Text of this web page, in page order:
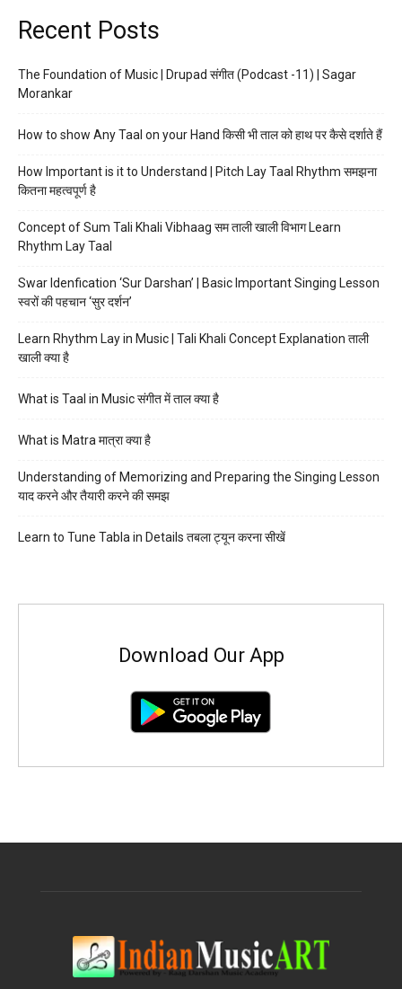
Recent Posts
The Foundation of Music | Drupad संगीत (Podcast -11) | Sagar
Morankar
How to show Any Taal on your Hand किसी भी ताल को हाथ पर कैसे दर्शाते हैं
How Important is it to Understand | Pitch Lay Taal Rhythm समझना
कितना महत्वपूर्ण है
Concept of Sum Tali Khali Vibhaag सम ताली खाली विभाग Learn
Rhythm Lay Taal
Swar Idenfication ‘Sur Darshan’ | Basic Important Singing Lesson
स्वरों की पहचान ‘सुर दर्शन’
Learn Rhythm Lay in Music | Tali Khali Concept Explanation ताली
खाली क्या है
What is Taal in Music संगीत में ताल क्या है
What is Matra मात्रा क्या है
Understanding of Memorizing and Preparing the Singing Lesson
याद करने और तैयारी करने की समझ
Learn to Tune Tabla in Details तबला ट्यून करना सीखें
Download Our App